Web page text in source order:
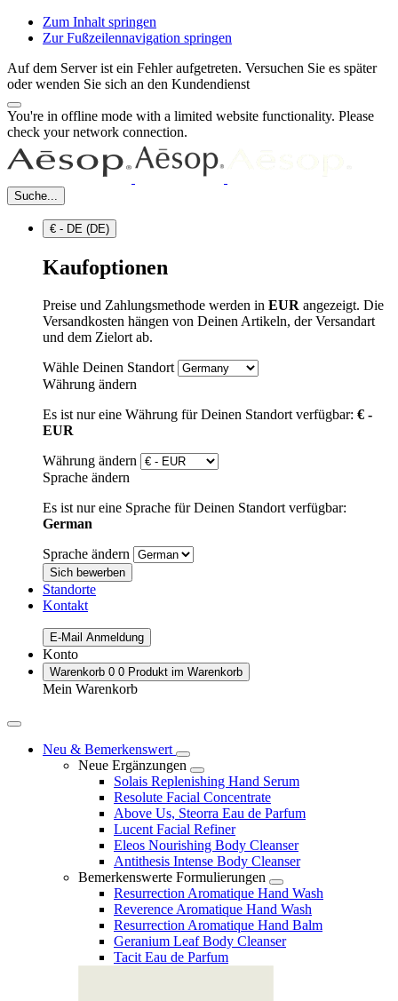
Zum Inhalt springen
Zur Fußzeilennavigation springen
Auf dem Server ist ein Fehler aufgetreten. Versuchen Sie es später
oder wenden Sie sich an den Kundendienst
You're in offline mode with a limited website functionality. Please
check your network connection.
Suche...
€ - DE (DE)
Kaufoptionen
Preise und Zahlungsmethode werden in EUR angezeigt. Die
Versandkosten hängen von Deinen Artikeln, der Versandart
und dem Zielort ab.
Wähle Deinen Standort
Währung ändern
Es ist nur eine Währung für Deinen Standort verfügbar: € -
EUR
Währung ändern
Sprache ändern
Es ist nur eine Sprache für Deinen Standort verfügbar:
German
Sprache ändern
Sich bewerben
Standorte
Kontakt
E-Mail Anmeldung
Konto
Warenkorb 0 0 Produkt im Warenkorb
Mein Warenkorb
Neu & Bemerkenswert
Neue Ergänzungen
Solais Replenishing Hand Serum
Resolute Facial Concentrate
Above Us, Steorra Eau de Parfum
Lucent Facial Refiner
Eleos Nourishing Body Cleanser
Antithesis Intense Body Cleanser
Bemerkenswerte Formulierungen
Resurrection Aromatique Hand Wash
Reverence Aromatique Hand Wash
Resurrection Aromatique Hand Balm
Geranium Leaf Body Cleanser
Tacit Eau de Parfum